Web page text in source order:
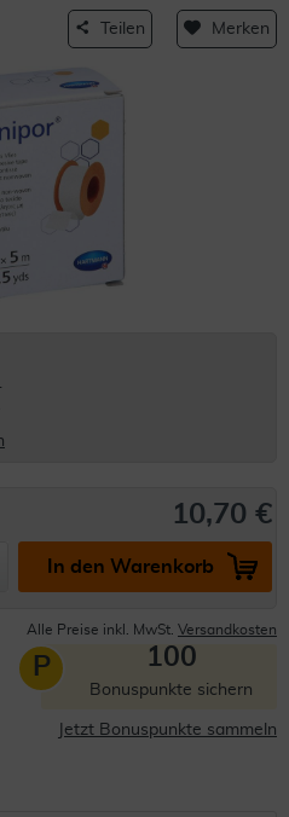
Teilen Merken
10,70 €
In den Warenkorb
Alle Preise inkl. MwSt. Versandkosten
P 100
Bonuspunkte sichern
Jetzt Bonuspunkte sammeln